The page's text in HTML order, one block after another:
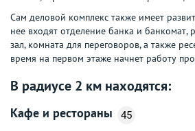
Сам деловой комплекс также имеет
нее входят отделение банка и банкомат,
зал, комната для переговоров, а также
время на первом этаже начнет работу
В радиусе 2 км находятся:
Кафе и рестораны 45